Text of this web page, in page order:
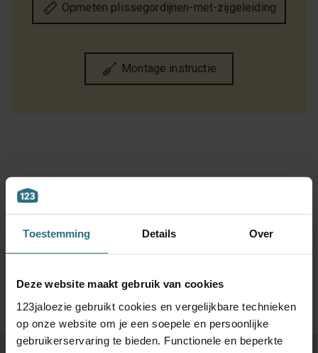
Toestemming Details Over
Deze website maakt gebruik van cookies
123jaloezie gebruikt cookies en vergelijkbare technieken
op onze website om je een soepele en persoonlijke
gebruikerservaring te bieden. Functionele en beperkte
Opmeten plissegordijnen-met-zijgeleiding
Montage instructie
Raamdecoratie
speciaal voor jou
met de hand
kwaliteitsgarantie
Onze
staat voor je klaar